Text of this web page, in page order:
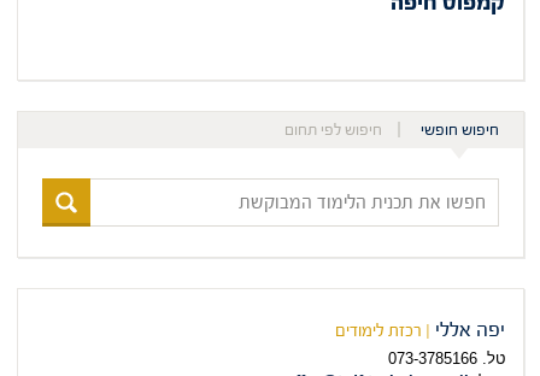
חיפוש חופשי חיפוש לפי תחום
חפשו
את
תכנית
המבוקשת
יפה אללי | רכזת לימודים
טל. 073-3785166